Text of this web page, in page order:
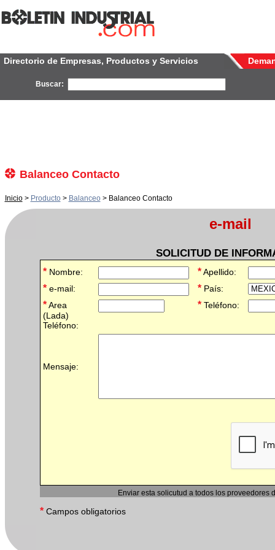
Directorio de Empresas, Productos y Servicios
Buscar:
Balanceo Contacto
Inicio> Producto> Balanceo> Balanceo Contacto
e-mail
SOLICITUD DE
* Nombre: *Apellido:
* e-mail: * País:
*Area
(Lada)
Teléfono:
* Teléfono:
Mensaje:
Enviar esta solicutud a todos los proveedores
* Campos obligatorios